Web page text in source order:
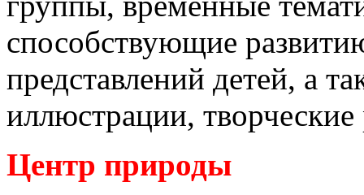
способствующие
представлений детей, а
иллюстрации,
Центр природы